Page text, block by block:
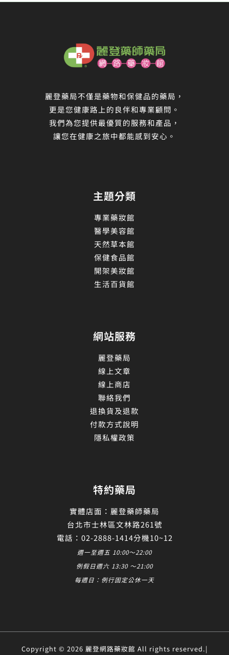
麗登藥局不僅是藥物和保健品的藥局，
更是您健康路上的良伴和專業顧問。
我們為您提供最優質的服務和產品，
讓您在健康之旅中都能感到安心。
主題分類
專業藥妝館
醫學美容館
天然草本館
保健食品館
開架美妝館
生活百貨館
網站服務
麗登藥局
線上文章
線上商店
聯絡我們
退換貨及退款
付款方式說明
隱私權政策
特約藥局
實體店面：麗登藥師藥局
台北市士林區文林路261號
電話：02-2888-1414分機10~12
週一至週五 10:00～22:00
例假日週六 13:30 ～21:00
每週日：例行固定公休一天
Copyright © 2026 麗登網路藥妝館 All rights reserved.|